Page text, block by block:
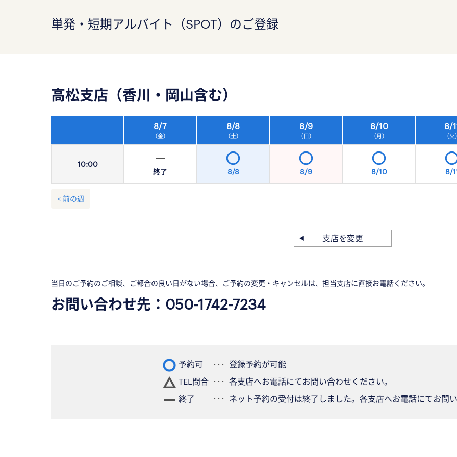
単発・短期アルバイト（SPOT）のご登録
高松支店（香川・岡山含む）
10:00
8/7
（金）
8/8
（土）
8/9
（日）
8/10
（月）
8/
（火）
終了 8/8 8/9 8/10 8/
< 前の週
支店を変更
当日のご予約のご相談、ご都合の良い日がない場合、ご予約の変更・キャンセルは、担当支店に直接お電話ください。
お問い合わせ先： 050-1742-7234
予約可
登録予約が可能
TEL問合
各支店へお電話にてお問い合わせください。
終了
ネット予約の受付は終了しました。各支店へお電話にてお問い